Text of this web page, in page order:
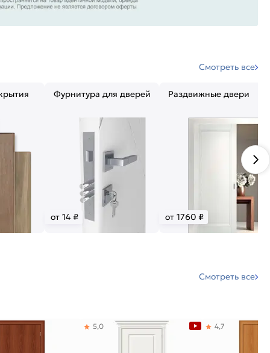
Смотреть все
Фурнитура для дверей
от 14 ₽
Раздвижные двери
от 1760 ₽
Смотреть все
5,0 4,7